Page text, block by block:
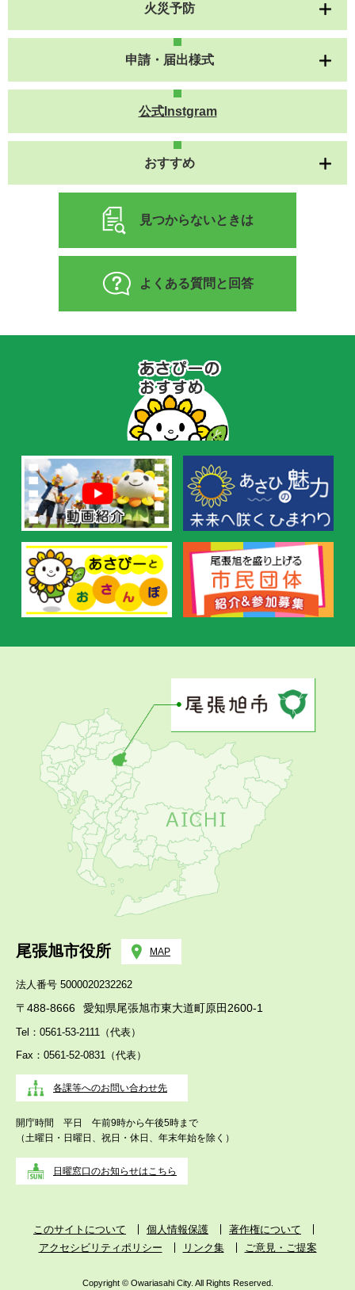
火災予防
申請・届出様式
公式Instgram
おすすめ
見つからないときは
よくある質問と回答
の
お
す
め
尾張旭市役所 MAP
法人番号 5000020232262
〒488-8666 愛知県尾張旭市東大道町原田2600-1
Tel：0561-53-2111（代表）
Fax：0561-52-0831（代表）
各課等へのお問い合わせ先
開庁時間 平日 午前9時から午後5時まで
（土曜日・日曜日、祝日・休日、年末年始を除く）
日曜窓口のお知らせはこちら
このサイトについて 個人情報保護
著作権について
アクセシビリティポリシー
リンク集 ご意見・ご提案
Copyright © Owariasahi City. All Rights Reserved.